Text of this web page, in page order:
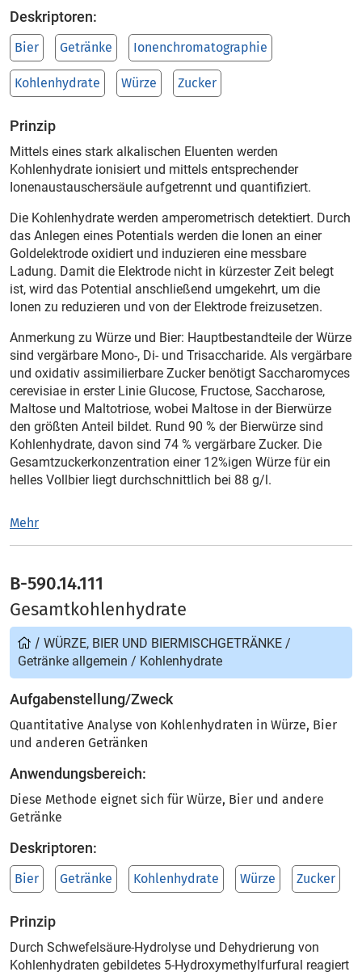
Deskriptoren:
Bier Getränke Ionenchromatographie
Kohlenhydrate Würze Zucker
Prinzip
Mittels eines stark alkalischen Eluenten werden
Kohlenhydrate ionisiert und mittels entsprechender
Ionenaustauschersäule aufgetrennt und quantifiziert.
Die Kohlenhydrate werden amperometrisch detektiert. Durch
das Anlegen eines Potentials werden die Ionen an einer
Goldelektrode oxidiert und induzieren eine messbare
Ladung. Damit die Elektrode nicht in kürzester Zeit belegt
ist, wird das Potential anschließend umgekehrt, um die
Ionen zu reduzieren und von der Elektrode freizusetzen.
Anmerkung zu Würze und Bier: Hauptbestandteile der Würze
sind vergärbare Mono-, Di- und Trisaccharide. Als vergärbare
und oxidativ assimilierbare Zucker benötigt Saccharomyces
cerevisiae in erster Linie Glucose, Fructose, Saccharose,
Maltose und Maltotriose, wobei Maltose in der Bierwürze
den größten Anteil bildet. Rund 90 % der Bierwürze sind
Kohlenhydrate, davon sind 74 % vergärbare Zucker. Die
Gesamtzuckerkonzentration einer 12%igen Würze für ein
helles Vollbier liegt durchschnittlich bei 88 g/l.
Mehr
B-590.14.111
Gesamtkohlenhydrate
/ WÜRZE, BIER UND BIERMISCHGETRÄNKE /
Getränke allgemein / Kohlenhydrate
Aufgabenstellung/Zweck
Quantitative Analyse von Kohlenhydraten in Würze, Bier
und anderen Getränken
Anwendungsbereich:
Diese Methode eignet sich für Würze, Bier und andere
Getränke
Deskriptoren:
Bier Getränke Kohlenhydrate Würze Zucker
Prinzip
Durch Schwefelsäure-Hydrolyse und Dehydrierung von
Kohlenhydraten gebildetes 5-Hydroxymethylfurfural reagiert